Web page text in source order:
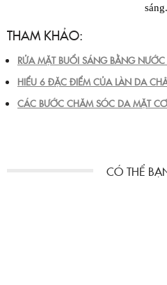
sáng.
THAM KHẢO:
RỬA MẶT BUỔI SÁNG BẰNG
HIỂU 6 ĐẶC ĐIỂM CỦA LÀN DA
CÁC BƯỚC CHĂM SÓC DA MẶT